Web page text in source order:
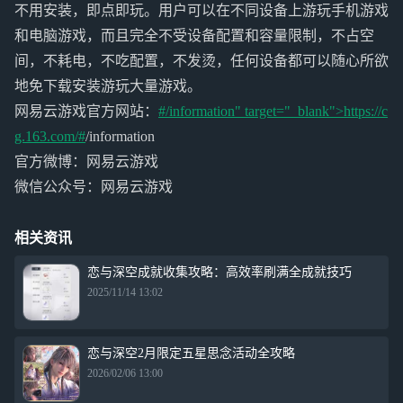
不用安装，即点即玩。用户可以在不同设备上游玩手机游戏
和电脑游戏，而且完全不受设备配置和容量限制，不占空
间，不耗电，不吃配置，不发烫，任何设备都可以随心所欲
地免下载安装游玩大量游戏。
网易云游戏官方网站： #/information" target="_blank">https://c
g.163.com/#/information
官方微博：网易云游戏
微信公众号：网易云游戏
相关资讯
恋与深空成就收集攻略：高效率刷满全成就技巧
2025/11/14 13:02
恋与深空2月限定五星思念活动全攻略
2026/02/06 13:00